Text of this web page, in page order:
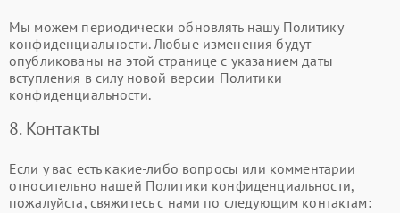
Мы можем периодически обновлять нашу Политику
конфиденциальности. Любые изменения будут
опубликованы на этой странице с указанием даты
вступления в силу новой версии Политики
конфиденциальности.
8. Контакты
Если у вас есть какие-либо вопросы или комментарии
относительно нашей Политики конфиденциальности,
пожалуйста, свяжитесь с нами по следующим контактам: